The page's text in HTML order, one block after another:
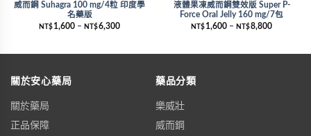
威而鋼 Suhagra 100 mg/4粒 印度學
名藥版
NT$ 1,600 – NT$6,300
液體果凍威而鋼雙效版 Super P-
Force Oral Jelly 160 mg/7包
NT$ 1,600 – NT$8,800
關於安心藥局
關於藥局
正品保障
藥品分類
樂威壯
威而鋼